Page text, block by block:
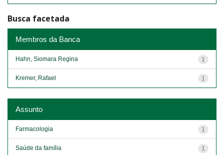
Busca facetada
Membros da Banca
1
Hahn, Siomara Regina
1
Kremer, Rafael
Assunto
1
Farmacologia
1
Saúde da família